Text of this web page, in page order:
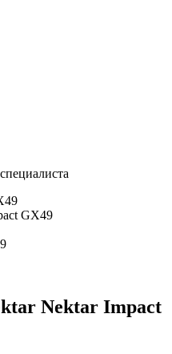
GX49
Nektar Impact